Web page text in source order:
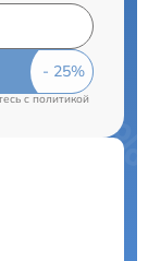
c политикой